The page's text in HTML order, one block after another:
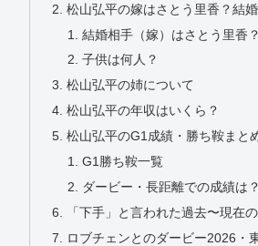
松山弘平の嫁はさとう里香？結
結婚相手（嫁）はさとう里香？
子供は何人？
松山弘平の姉について
松山弘平の年収はいくら？
松山弘平のG1成績・勝ち鞍まと
G1勝ち鞍一覧
ダービー・長距離での成績は？
「下手」と言われた過去〜現在
ロブチェンとのダービー2026・